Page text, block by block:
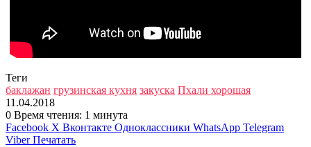
Теги
баклажан грузинская кухня закуска Пхали хорошая
11.04.2018
0 Время чтения: 1 минута
Facebook X Вконтакте Одноклассники WhatsApp Telegram
Viber Печатать